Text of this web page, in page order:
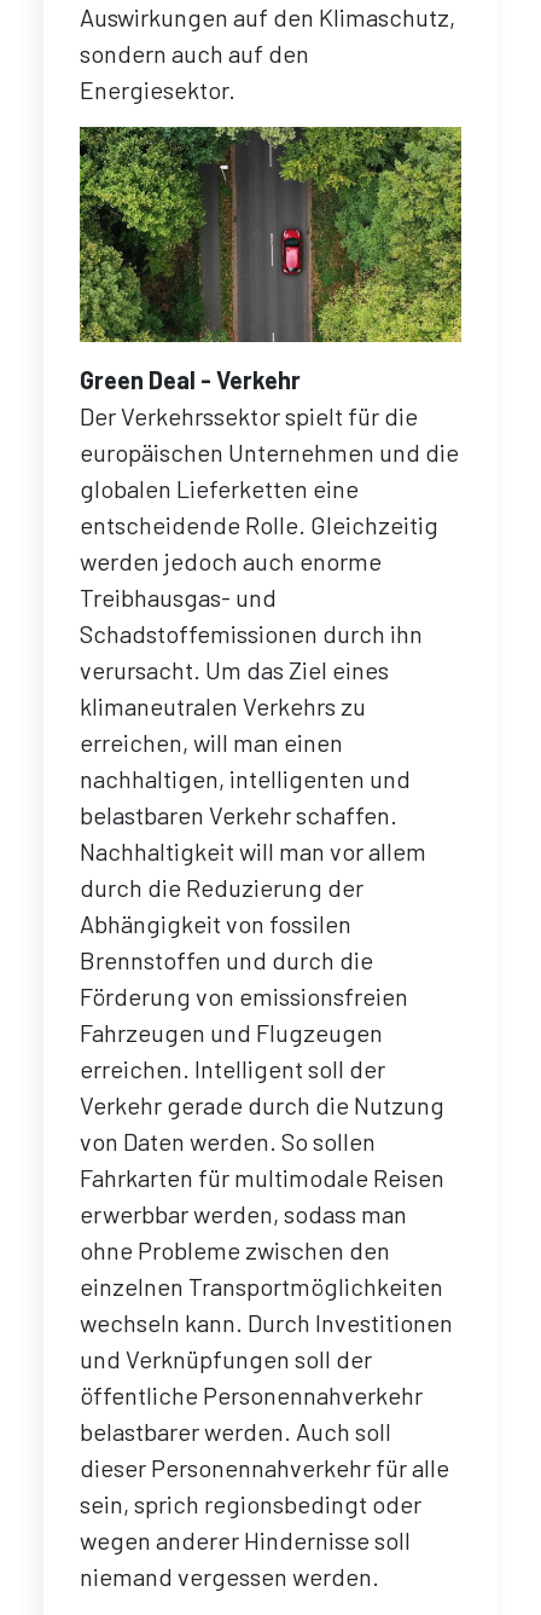
Auswirkungen auf den Klimaschutz,
sondern auch auf den
Energiesektor.
Green Deal - Verkehr
Der Verkehrssektor spielt für die
europäischen Unternehmen und die
globalen Lieferketten eine
entscheidende Rolle. Gleichzeitig
werden jedoch auch enorme
Treibhausgas- und
Schadstoffemissionen durch ihn
verursacht. Um das Ziel eines
klimaneutralen Verkehrs zu
erreichen, will man einen
nachhaltigen, intelligenten und
belastbaren Verkehr schaffen.
Nachhaltigkeit will man vor allem
durch die Reduzierung der
Abhängigkeit von fossilen
Brennstoffen und durch die
Förderung von emissionsfreien
Fahrzeugen und Flugzeugen
erreichen. Intelligent soll der
Verkehr gerade durch die Nutzung
von Daten werden. So sollen
Fahrkarten für multimodale Reisen
erwerbbar werden, sodass man
ohne Probleme zwischen den
einzelnen Transportmöglichkeiten
wechseln kann. Durch Investitionen
und Verknüpfungen soll der
öffentliche Personennahverkehr
belastbarer werden. Auch soll
dieser Personennahverkehr für alle
sein, sprich regionsbedingt oder
wegen anderer Hindernisse soll
niemand vergessen werden.